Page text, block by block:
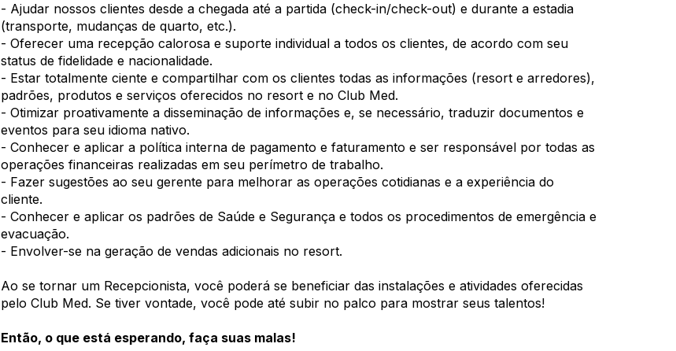
- Ajudar nossos clientes desde a chegada até a partida (check-in/check-out) e durante a estadia
(transporte, mudanças de quarto, etc.).
- Oferecer uma recepção calorosa e suporte individual a todos os clientes, de acordo com seu
status de fidelidade e nacionalidade.
- Estar totalmente ciente e compartilhar com os clientes todas as informações (resort e arredores),
padrões, produtos e serviços oferecidos no resort e no Club Med.
- Otimizar proativamente a disseminação de informações e, se necessário, traduzir documentos e
eventos para seu idioma nativo.
- Conhecer e aplicar a política interna de pagamento e faturamento e ser responsável por todas as
operações financeiras realizadas em seu perímetro de trabalho.
- Fazer sugestões ao seu gerente para melhorar as operações cotidianas e a experiência do
cliente.
- Conhecer e aplicar os padrões de Saúde e Segurança e todos os procedimentos de emergência e
evacuação.
- Envolver-se na geração de vendas adicionais no resort.
Ao se tornar um Recepcionista, você poderá se beneficiar das instalações e atividades oferecidas
pelo Club Med. Se tiver vontade, você pode até subir no palco para mostrar seus talentos!
Então, o que está esperando, faça suas malas!